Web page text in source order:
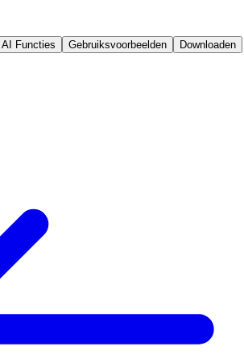
AI Functies Gebruiksvoorbeelden Downloaden